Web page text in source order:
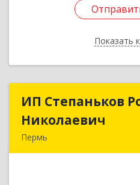
Показать
ИП Степаньков
Николаевич
Пермь
ИП